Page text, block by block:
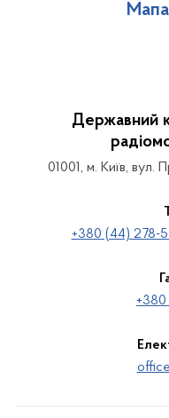
Державний
01001, м. Київ, вул.
+380 (44) 278-